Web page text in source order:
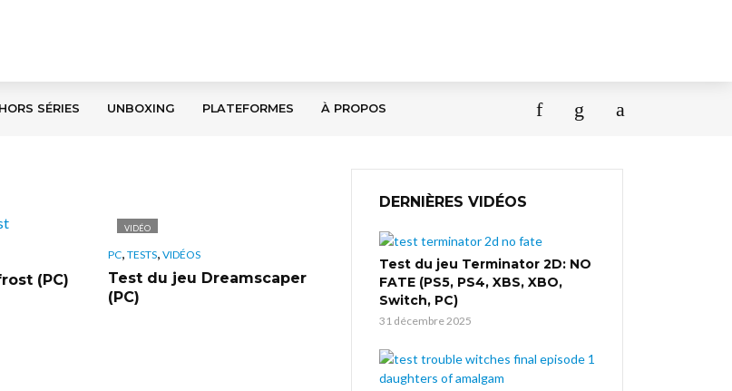
HORS SÉRIES UNBOXING PLATEFORMES À PROPOS
(PC)
VIDÉO
PC, TESTS, VIDÉOS
Test du jeu Dreamscaper
(PC)
DERNIÈRES VIDÉOS
Test du jeu Terminator 2D: NO
FATE (PS5, PS4, XBS, XBO,
Switch, PC)
31 décembre 2025